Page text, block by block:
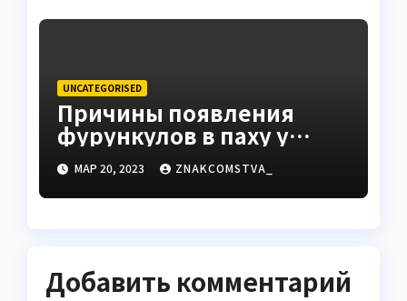
UNCATEGORISED
Причины появления
фурункулов в паху у
мужчин
МАР 20, 2023 ZNAKCOMSTVA_
Добавить комментарий